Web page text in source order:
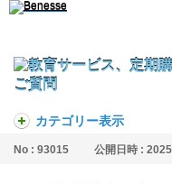
カテゴリー表示
No : 93015 公開日時 :